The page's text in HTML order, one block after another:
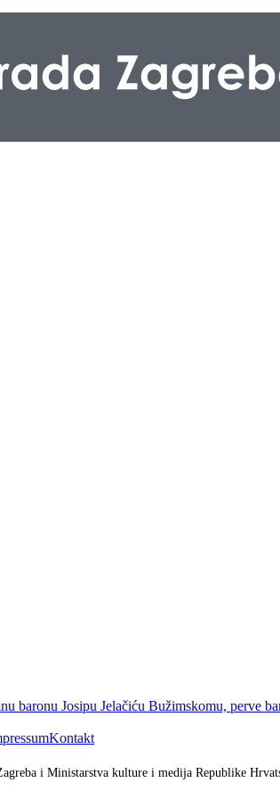
baronu Josipu Jelačiću Bužimskomu, perve
Kontakt
i Ministarstva kulture i medija Republike